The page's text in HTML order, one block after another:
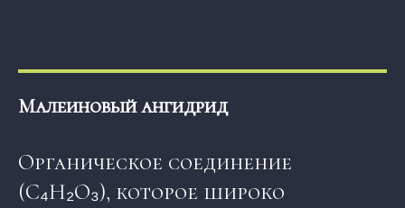
Малеиновый ангидрид
Органическое соединение
(C₄H₂O₃), которое широко